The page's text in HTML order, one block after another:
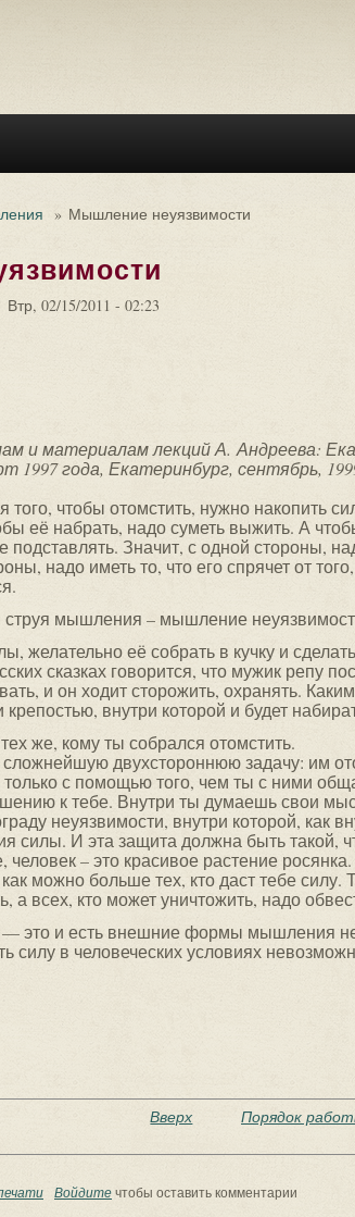
» Мышление неуязвимости
Втр, 02/15/2011 - 02:23
и материалам лекций А. Андреева:
1997 года, Екатеринбург, сентябрь,
того, чтобы отомстить, нужно накопить
её набрать, надо суметь выжить. А
Значит, с одной стороны,
надо иметь то, что его спрячет от
струя мышления – мышление
желательно её собрать в кучку и
сказках говорится, что мужик репу
и он ходит сторожить, охранять.
внутри которой и будет
же, кому ты собрался отомстить.
двухстороннюю задачу: им
только с помощью того, чем ты с ними
к тебе. Внутри ты думаешь свои
неуязвимости, внутри которой, как
силы. И эта защита должна быть такой,
человек – это красивое растение
можно больше тех, кто даст тебе силу.
а всех, кто может уничтожить, надо
это и есть внешние формы мышления
силу в человеческих условиях
Вверх
Порядок
Войдитечтобы оставить комментарии